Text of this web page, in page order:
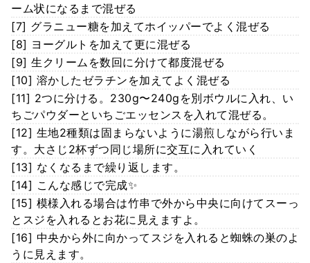
ーム状になるまで混ぜる
[7] グラニュー糖を加えてホイッパーでよく混ぜる
[8] ヨーグルトを加えて更に混ぜる
[9] 生クリームを数回に分けて都度混ぜる
[10] 溶かしたゼラチンを加えてよく混ぜる
[11] 2つに分ける。230g〜240gを別ボウルに入れ、い
ちごパウダーといちごエッセンスを入れて混ぜる。
[12] 生地2種類は固まらないように湯煎しながら行いま
す。大さじ2杯ずつ同じ場所に交互に入れていく
[13] なくなるまで繰り返します。
[14] こんな感じで完成✨
[15] 模様入れる場合は竹串で外から中央に向けてスーっ
とスジを入れるとお花に見えますよ。
[16] 中央から外に向かってスジを入れると蜘蛛の巣のよ
うに見えます。